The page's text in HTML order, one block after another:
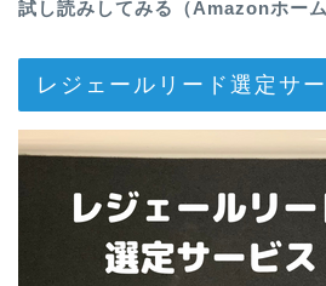
試し読みしてみる（Amazonホーム
レジェールリード選定サ